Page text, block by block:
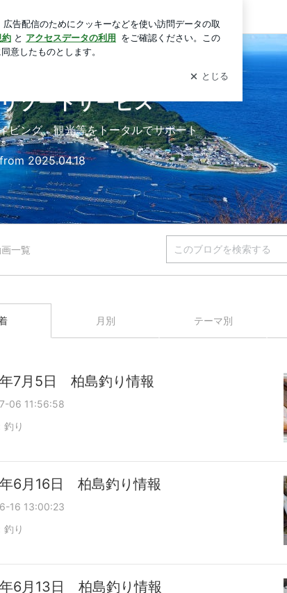
ログイン
ートサービス
ビング、観光等をトータルでサポート
2025.04.18
一覧
月別 テーマ別
7月5日 柏島釣り情報
06 11:56:58
釣り
6月16日 柏島釣り情報
16 13:00:23
釣り
6月13日 柏島釣り情報